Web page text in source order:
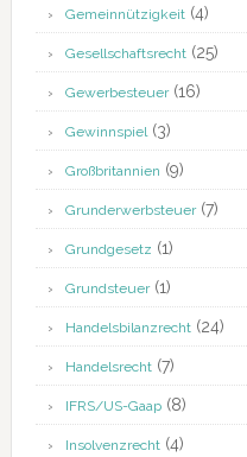
Gemeinnützigkeit(4)
Gesellschaftsrecht(25)
Gewerbesteuer(16)
Gewinnspiel(3)
Großbritannien (9)
Grunderwerbsteuer(7)
Grundgesetz (1)
Grundsteuer(1)
Handelsbilanzrecht(24)
Handelsrecht(7)
IFRS/US-Gaap(8)
Insolvenzrecht(4)